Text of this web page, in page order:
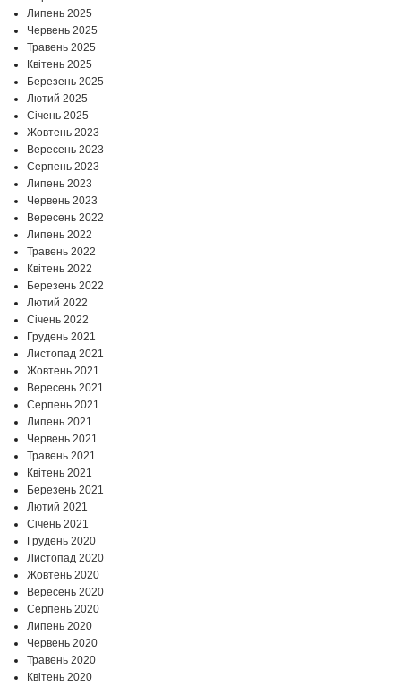
Липень 2025
Червень 2025
Травень 2025
Квітень 2025
Березень 2025
Лютий 2025
Січень 2025
Жовтень 2023
Вересень 2023
Серпень 2023
Липень 2023
Червень 2023
Вересень 2022
Липень 2022
Травень 2022
Квітень 2022
Березень 2022
Лютий 2022
Січень 2022
Грудень 2021
Листопад 2021
Жовтень 2021
Вересень 2021
Серпень 2021
Липень 2021
Червень 2021
Травень 2021
Квітень 2021
Березень 2021
Лютий 2021
Січень 2021
Грудень 2020
Листопад 2020
Жовтень 2020
Вересень 2020
Серпень 2020
Липень 2020
Червень 2020
Травень 2020
Квітень 2020